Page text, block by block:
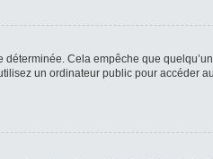
Cela empêche que
un ordinateur public pour accéder